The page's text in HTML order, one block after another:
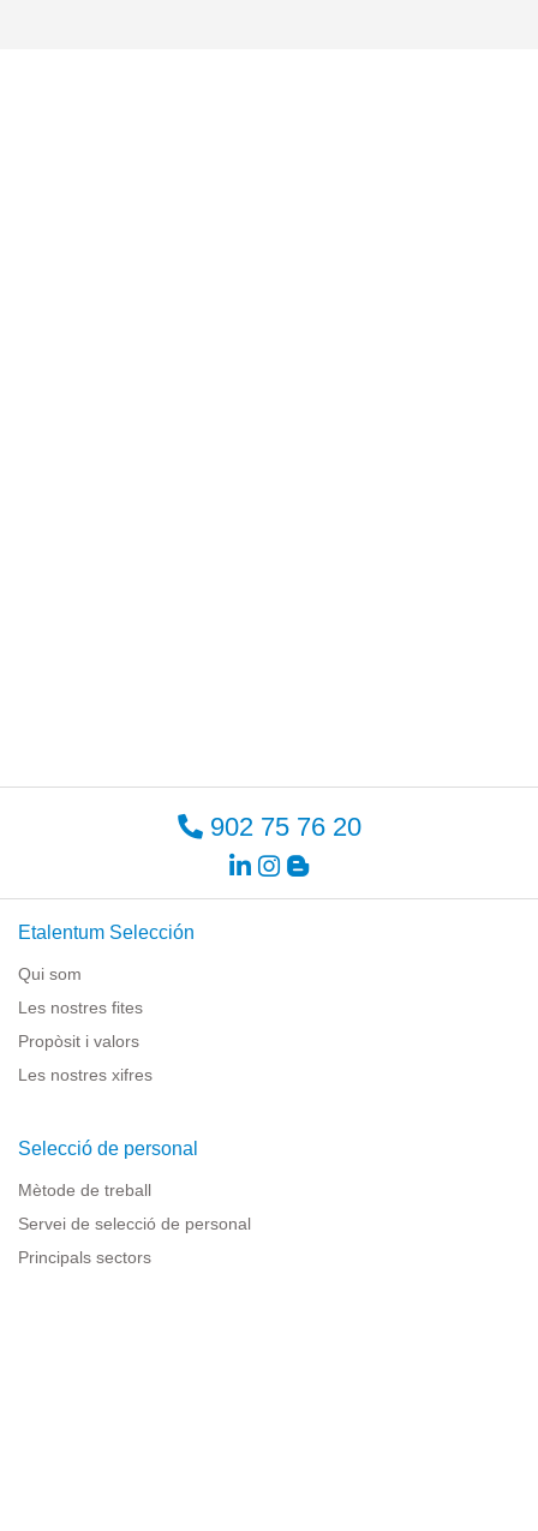
902 75 76 20
Etalentum Selección
Qui som
Les nostres fites
Propòsit i valors
Les nostres xifres
Selecció de personal
Mètode de treball
Servei de selecció de personal
Principals sectors